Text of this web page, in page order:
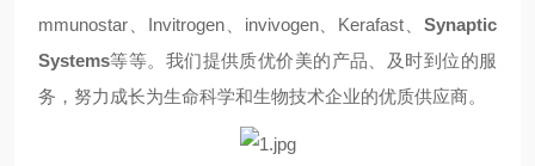
mmunostar
Invitrogen、 invivogen、 Kerafast
Synaptic
Systems等等。我们提供质优价美的产品、及时到位的服
务，努力成长为生命科学和生物技术企业的优质供应商。